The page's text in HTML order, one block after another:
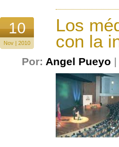
10
Nov | 2010
Los
con la
Por: Angel Pueyo |